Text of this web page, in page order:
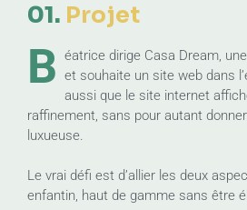
01. Projet
B éatrice dirige Casa Dream,
et souhaite un site web dans
aussi que le site internet
raffinement, sans pour autant
luxueuse.
Le vrai défi est d’allier les deux
enfantin, haut de gamme sans être